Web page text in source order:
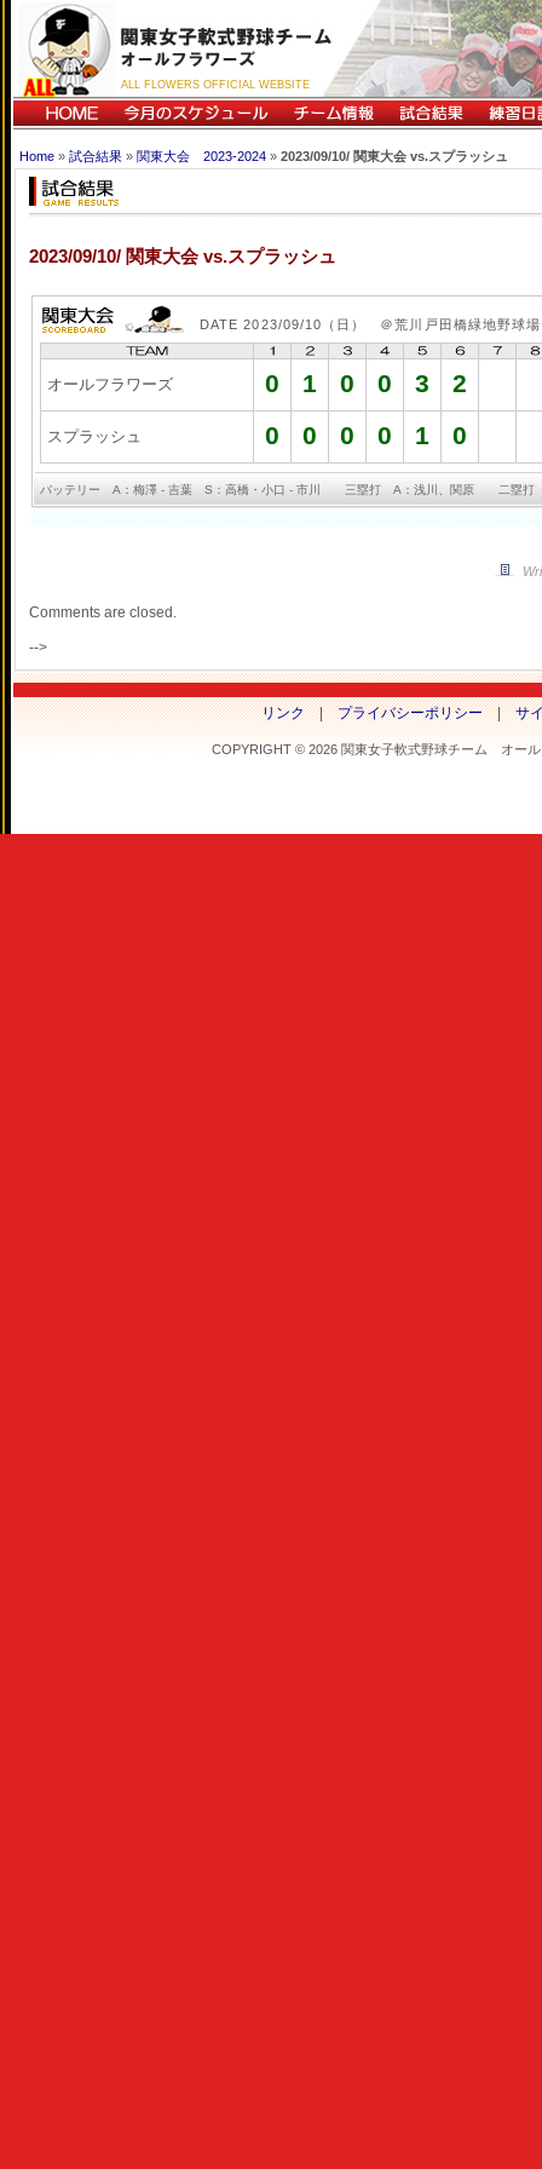
ALL FLOWERS OFFICIAL WEBSITE
Home » 試合結果 » 関東大会 2023-2024 » 2023/09/10/ 関東大会 vs.スプラッシュ
2023/09/10/ 関東大会 vs.スプラッシュ
DATE 2023/09/10（日） ＠荒川戸田橋緑地野球場
オールフラワーズ 0 1 0 0 3 2
スプラッシュ 0 0 0 0 1 0
バッテリー A：梅澤 - 吉葉 S：高橋・小口 - 市川 三塁打 A：浅川、関原 二塁打
Comments are closed.
-->
リンク|プライバシーポリシー|サ
COPYRIGHT © 2026 関東女子軟式野球チーム オー